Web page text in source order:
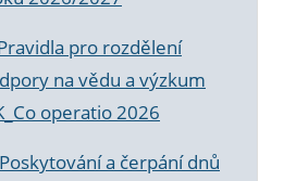
pro rozdělení
na vědu a výzkum
operatio 2026
a čerpání dnů